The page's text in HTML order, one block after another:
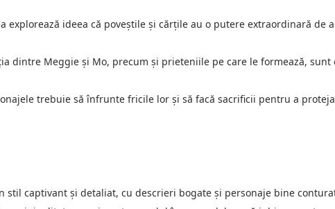
explorează ideea că poveștile și cărțile au o putere extraordinară de
dintre Meggie și Mo, precum și prieteniile pe care le formează,
trebuie să înfrunte fricile lor și să facă sacrificii pentru a
stil captivant și detaliat, cu descrieri bogate și personaje bine